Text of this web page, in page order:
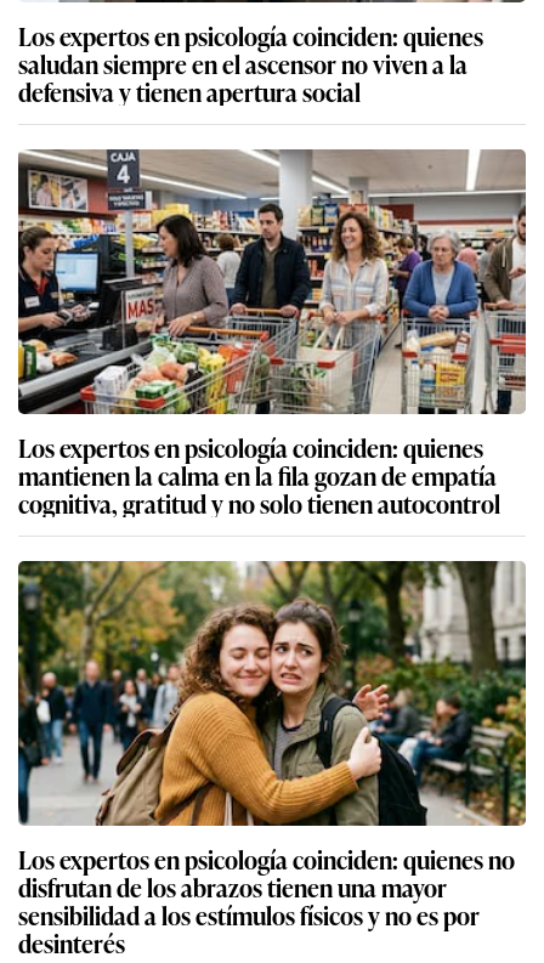
Los expertos en psicología coinciden: quienes
saludan siempre en el ascensor no viven a la
defensiva y tienen apertura social
Los expertos en psicología coinciden: quienes
mantienen la calma en la fila gozan de empatía
cognitiva, gratitud y no solo tienen autocontrol
Los expertos en psicología coinciden: quienes no
disfrutan de los abrazos tienen una mayor
sensibilidad a los estímulos físicos y no es por
desinterés